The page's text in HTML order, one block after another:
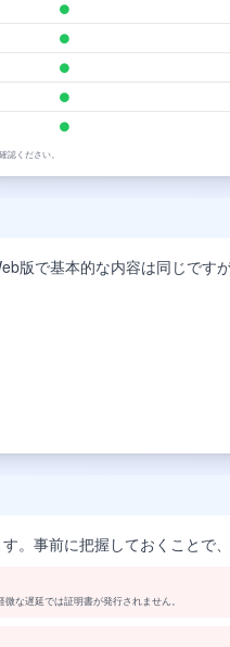
ください。
版で基本的な内容は同じです
。事前に把握しておくことで
な遅延では証明書が発行されません。